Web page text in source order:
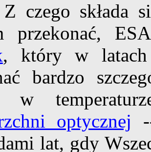
Z czego składa
przekonać,
, który w latach
bardzo
w
optycznej
lat, gdy